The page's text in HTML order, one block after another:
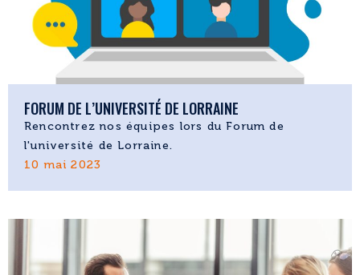
FORUM DE L’UNIVERSITÉ DE LORRAINE
Rencontrez nos équipes lors du Forum de
l'université de Lorraine.
10 mai 2023